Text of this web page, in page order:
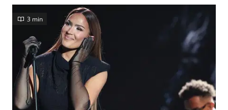
mercredi 20 novembre 2024, la chanteuse a répondu
de manière directe aux questions concernant cette
3 min